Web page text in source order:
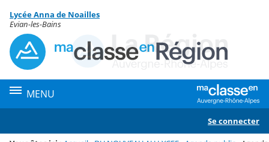
Menu de la rubrique
Contenu
Lycée Anna de Noailles
Evian-les-Bains
MENU
Se connecter